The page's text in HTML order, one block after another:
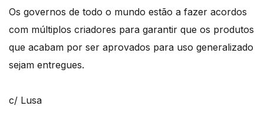
Os governos de todo o mundo estão a fazer acordos
com múltiplos criadores para garantir que os produtos
que acabam por ser aprovados para uso generalizado
sejam entregues.
c/ Lusa